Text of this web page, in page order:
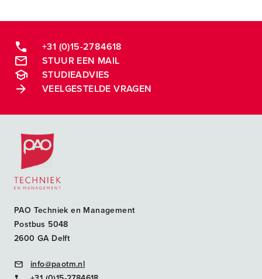
+31 (0)15-2784618
STUUR EEN MAIL
STUDIEADVIES
VEELGESTELDE VRAGEN
Postacademische cursussen, leergangen en opleidingen
PAO Techniek en Management
Postbus 5048
2600 GA Delft
info@paotm.nl